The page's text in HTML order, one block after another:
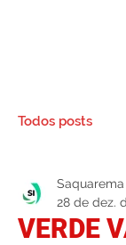
Todos posts
VERDE
28 de dez.